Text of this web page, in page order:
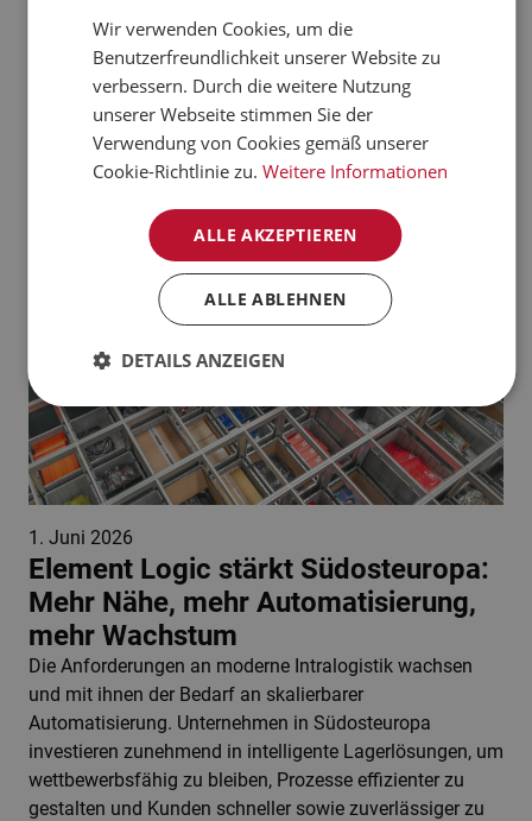
verarbeiten kann.
Jetzt mehr erfahren
Aktuelle News:
1. Juni 2026
Element Logic stärkt Südosteuropa:
Mehr Nähe, mehr Automatisierung,
mehr Wachstum
Die Anforderungen an moderne Intralogistik wachsen
und mit ihnen der Bedarf an skalierbarer
Automatisierung. Unternehmen in Südosteuropa
investieren zunehmend in intelligente Lagerlösungen, um
wettbewerbsfähig zu bleiben, Prozesse effizienter zu
gestalten und Kunden schneller sowie zuverlässiger zu
FRENCH
DANISH
POLISH
ITALIAN
ENGLISH
Wir verwenden Cookies, um die
Benutzerfreundlichkeit unserer Website zu
verbessern. Durch die weitere Nutzung
unserer Webseite stimmen Sie der
Verwendung von Cookies gemäß unserer
Cookie-Richtlinie zu. Weitere Informationen
ALLE AKZEPTIEREN
ALLE ABLEHNEN
DETAILS ANZEIGEN